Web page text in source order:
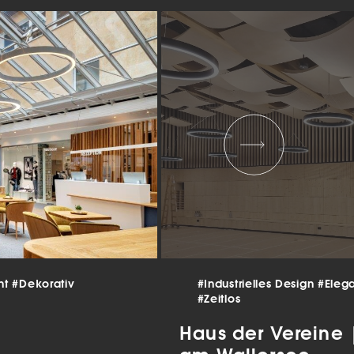
#Dekorativ
#Industrielles Design
#Zeitlos
Haus der
.
Zurück
Statistiken